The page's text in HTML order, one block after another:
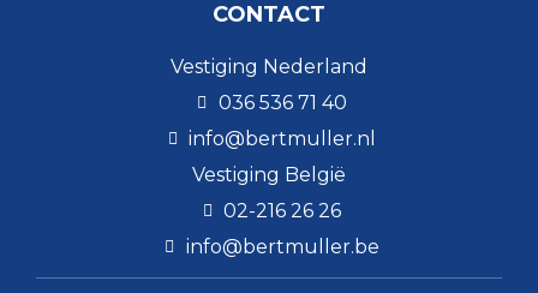
CONTACT
Vestiging Nederland
036 536 71 40
info@bertmuller.nl
Vestiging België
02-216 26 26
info@bertmuller.be